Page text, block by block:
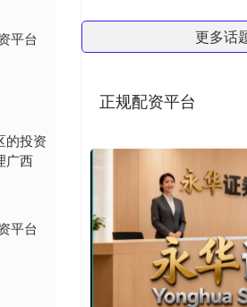
平台
的投资
广西
平台
更多话
正规配资平台